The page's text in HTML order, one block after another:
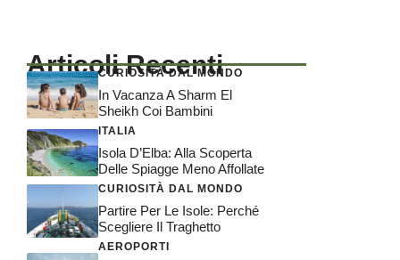
Articoli Recenti
CURIOSITÀ DAL MONDO
In Vacanza A Sharm El
Sheikh Coi Bambini
ITALIA
Isola D’Elba: Alla Scoperta
Delle Spiagge Meno Affollate
CURIOSITÀ DAL MONDO
Partire Per Le Isole: Perché
Scegliere Il Traghetto
AEROPORTI